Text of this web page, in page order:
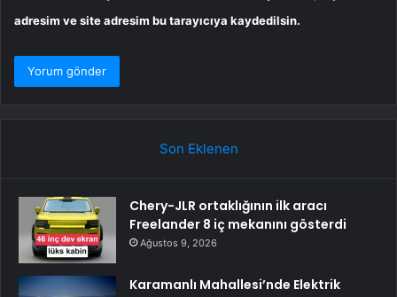
adresim ve site adresim bu tarayıcıya kaydedilsin.
Son Eklenen
Chery-JLR ortaklığının ilk aracı
Freelander 8 iç mekanını gösterdi
Ağustos 9, 2026
Karamanlı Mahallesi’nde Elektrik